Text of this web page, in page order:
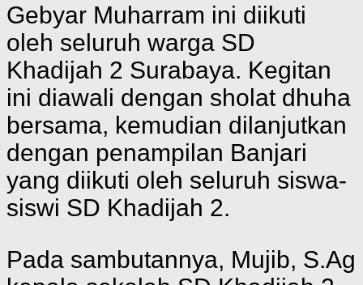
Gebyar Muharram ini diikuti
oleh seluruh warga SD
Khadijah 2 Surabaya. Kegitan
ini diawali dengan sholat dhuha
bersama, kemudian dilanjutkan
dengan penampilan Banjari
yang diikuti oleh seluruh siswa-
siswi SD Khadijah 2.
Pada sambutannya, Mujib, S.Ag